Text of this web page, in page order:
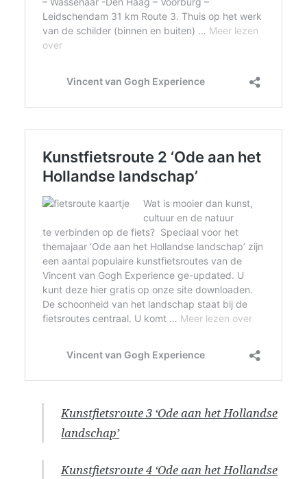
Kunstfietsroute 3 ‘Ode aan het Hollandse
landschap’
Kunstfietsroute 4 ‘Ode aan het Hollandse